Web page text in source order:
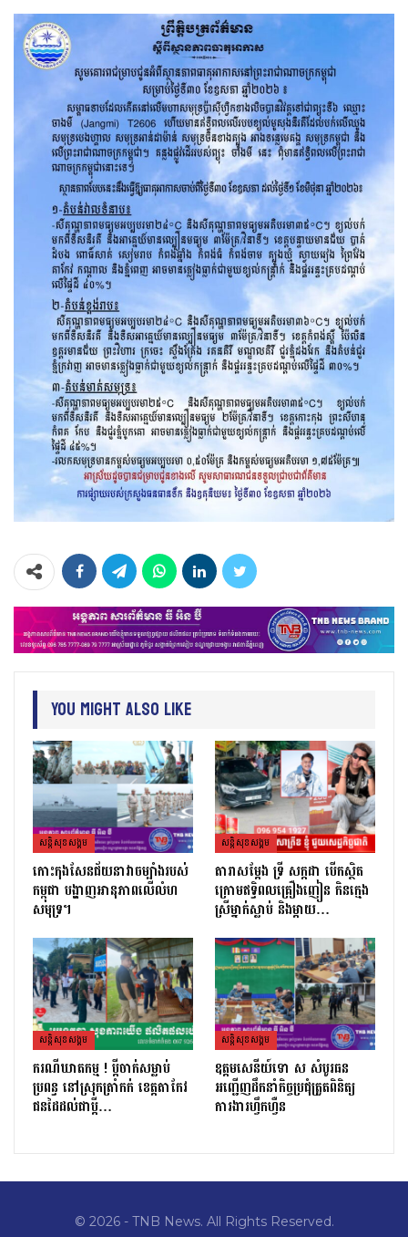
You Might Also Like
សន្តិសុខសង្គម
កោះកុងសែនជ័យនាវាចម្បាំងរបស់
កម្ពុជា បង្ហាញអានុភាពលើលំហ
សមុទ្រ។
សន្តិសុខសង្គម
តារាសម្ដែង ទ្រី សក្កដា បើកស្ថិត
ក្រោមឥទ្ធិពលគ្រឿងញៀន កិនក្មេង
ស្រីម្នាក់ស្លាប់ និងម្ដាយ…
សន្តិសុខសង្គម
ករណីឃាតកម្ម ! ប្ដីចាក់សម្លាប់
ប្រពន្ធ នៅស្រុកត្រាំកក់ ខេត្តតាកែវ
ជនដៃដល់ជាប្ដី…
សន្តិសុខសង្គម
ឧត្តមសេនីយ៍ទោ ស សំបូរធន
អញ្ជើញដឹកនាំកិច្ចប្រជុំត្រួតពិនិត្យ​
ការងារហ្វឹកហ្វឺន
© 2026 - TNB News. All Rights Reserved.